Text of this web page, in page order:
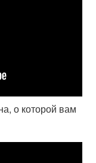
о которой вам